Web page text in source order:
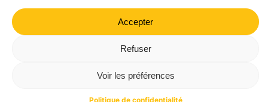
Accepter
Refuser
Voir les préférences
Politique de confidentialité